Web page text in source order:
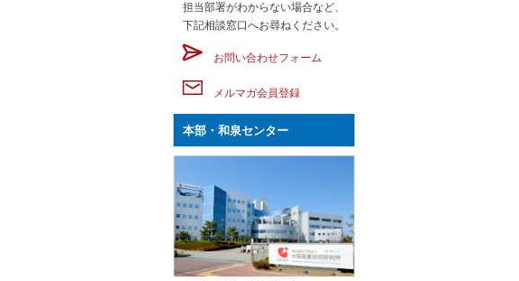
担当部署がわからない場合など、
下記相談窓口へお尋ねください。
お問い合わせフォーム
メルマガ会員登録
本部・和泉センター